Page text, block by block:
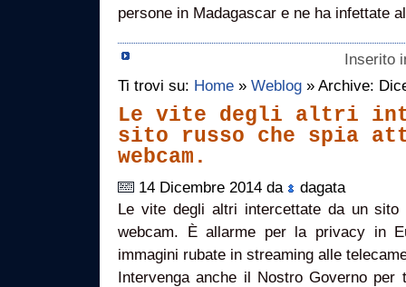
persone in Madagascar e ne ha infettate
Inserito
Ti trovi su: Home » Weblog » Archive:
Le vite degli altri
sito russo che spia
webcam.
14 Dicembre 2014 da
dagata
Le vite degli altri intercettate da un
webcam. È allarme per la privacy in
immagini rubate in streaming alle
Intervenga anche il Nostro Governo